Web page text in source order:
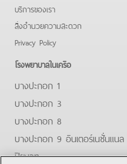
บริการของเรา
สิ่งอำนวยความสะดวก
Privacy Policy
โรงพยาบาลในเครือ
บางปะกอก 1
บางปะกอก 3
บางปะกอก 8
บางปะกอก 9 อินเตอร์เนชั่นแนล
ปิยะเวท